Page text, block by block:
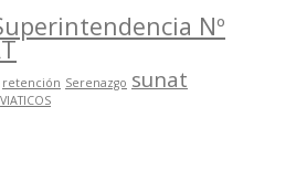
Nº
retención Serenazgo sunat
VIATICOS